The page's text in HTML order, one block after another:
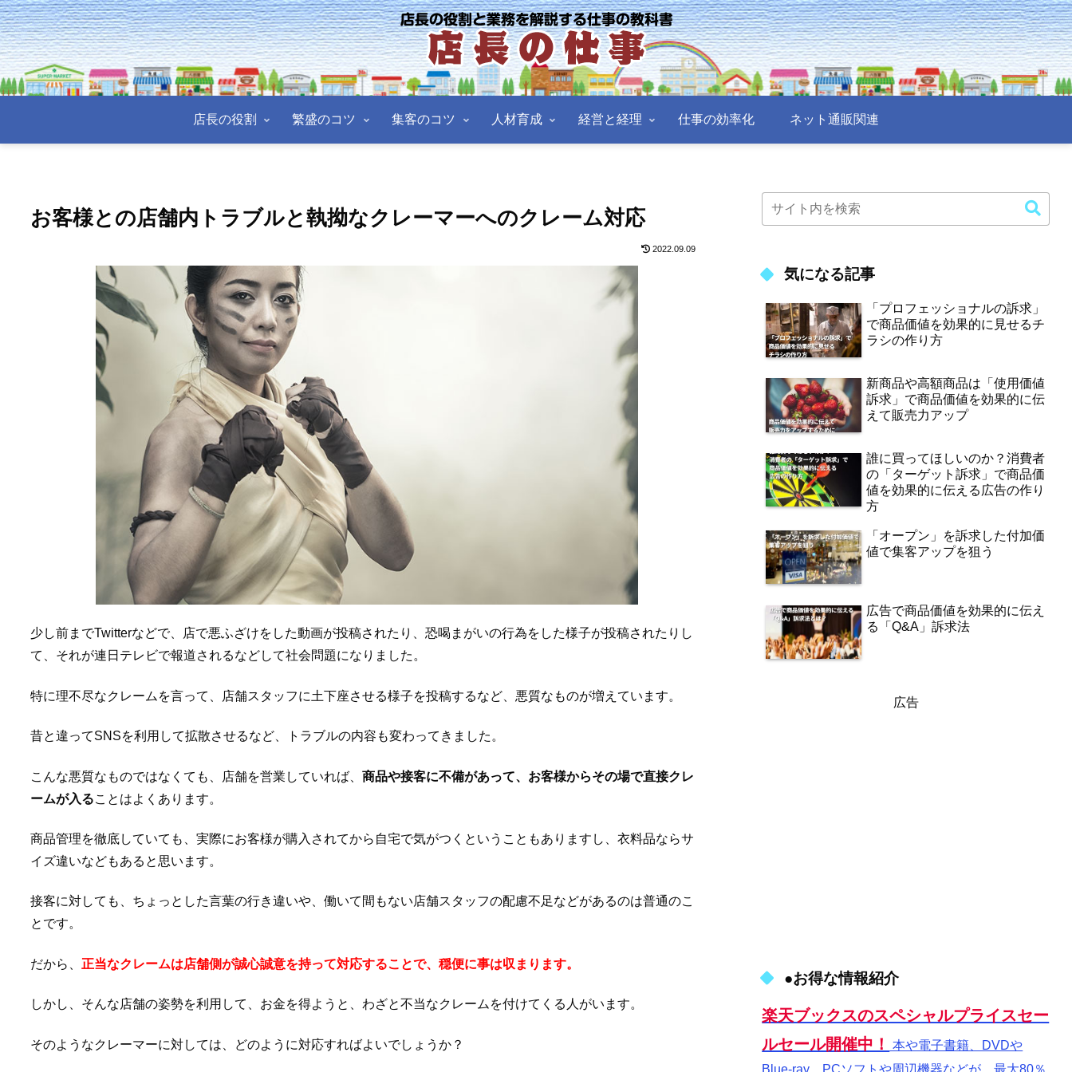
店長の役割 繁盛のコツ 集客のコツ 人材育成 経営と経理 仕事の効率化 ネット通販関連
お客様との店舗内トラブルと執拗なクレーマーへのクレーム対応
2022.09.09
少し前までTwitterなどで、店で悪ふざけをした動画が投稿されたり、恐喝まがいの行為をした様子が投稿されたりし
て、それが連日テレビで報道されるなどして社会問題になりました。
特に理不尽なクレームを言って、店舗スタッフに土下座させる様子を投稿するなど、悪質なものが増えています。
昔と違ってSNSを利用して拡散させるなど、トラブルの内容も変わってきました。
こんな悪質なものではなくても、店舗を営業していれば、 商品や接客に不備があって、お客様からその場で直接クレ
ームが入ることはよくあります。
商品管理を徹底していても、実際にお客様が購入されてから自宅で気がつくということもありますし、衣料品ならサ
イズ違いなどもあると思います。
接客に対しても、ちょっとした言葉の行き違いや、働いて間もない店舗スタッフの配慮不足などがあるのは普通のこ
とです。
だから、 正当なクレームは店舗側が誠心誠意を持って対応することで、穏便に事は収まります。
しかし、そんな店舗の姿勢を利用して、お金を得ようと、わざと不当なクレームを付けてくる人がいます。
そのようなクレーマーに対しては、どのように対応すればよいでしょうか？
気になる記事
「プロフェッショナルの訴求」
で商品価値を効果的に見せるチ
ラシの作り方
新商品や高額商品は「使用価値
訴求」で商品価値を効果的に伝
えて販売力アップ
誰に買ってほしいのか？消費者
の「ターゲット訴求」で商品価
値を効果的に伝える広告の作り
方
「オープン」を訴求した付加価
値で集客アップを狙う
広告で商品価値を効果的に伝え
る「Q&A」訴求法
広告
●お得な情報紹介
楽天ブックスのスペシャルプライスセー
ルセール開催中！
本や電子書籍、DVDや
Blue-ray、PCソフトや周辺機器などが、最大80％